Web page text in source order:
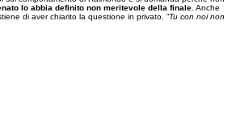
lo abbia definito non meritevole della finale . Anche
di aver chiarito la questione in privato. “Tu con noi non